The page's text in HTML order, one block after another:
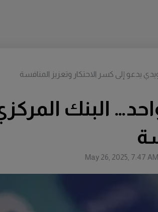
May 26, 2025, 7:47 AM
واحد… البنك